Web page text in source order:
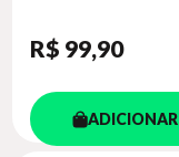
R$ 99,90
ADICIONAR